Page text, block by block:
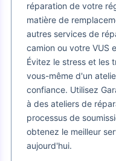
réparation de votre
matière de
autres services de
camion ou votre VUS
Évitez le stress et les
vous-même d'un
confiance. Utilisez
à des ateliers de
processus de
obtenez le meilleur
aujourd'hui.